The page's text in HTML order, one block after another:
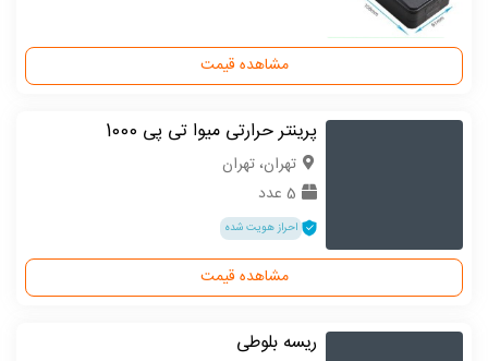
مشاهده قیمت
پرینتر حرارتی میوا تی پی 1000
تهران، تهران
5 عدد
احراز هویت شده
مشاهده قیمت
ریسه بلوطی